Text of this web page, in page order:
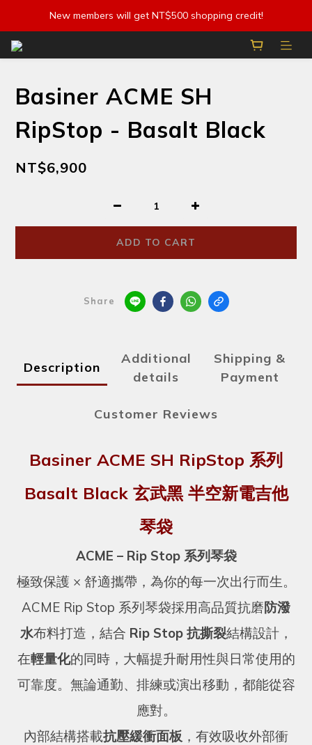
New members will get NT$500 shopping credit!
Basiner ACME SH
RipStop - Basalt Black
NT$6,900
ADD TO CART
Share
Description
Additional
details
Shipping &
Payment
Customer Reviews
Basiner ACME SH RipStop 系列
Basalt Black 玄武黑 半空新電吉他
琴袋
ACME – Rip Stop 系列琴袋
極致保護 × 舒適攜帶，為你的每一次出行而生。
ACME Rip Stop 系列琴袋採用高品質抗磨防潑
水布料打造，結合 Rip Stop 抗撕裂結構設計，
在輕量化的同時，大幅提升耐用性與日常使用的
可靠度。無論通勤、排練或演出移動，都能從容
應對。
內部結構搭載抗壓緩衝面板 ，有效吸收外部衝